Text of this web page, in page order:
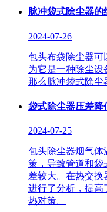
脉冲袋式除尘器的
2024-07-26
包头布袋除尘器可
为它是一种除尘设
那么脉冲袋式除尘
袋式除尘器压差降
2024-07-25
包头除尘器烟气体
策，导致管道和袋
差较大。在热交换
进行了分析，提高
热对策。